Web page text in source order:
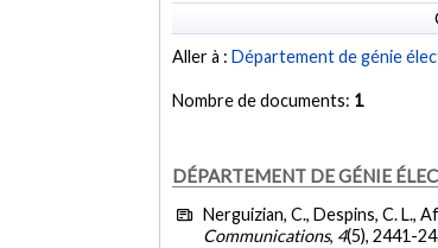
Aller à :Département de génie
Nombre de documents: 1
DÉPARTEMENT DE GÉNIE
Nerguizian, C., Despins, C. L.,
Communications, 4(5), 2441-